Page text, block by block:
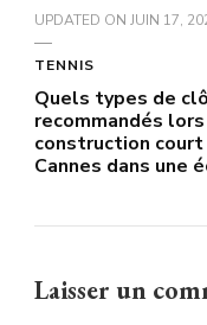
UPDATED ON JUIN 17,
TENNIS
Quels types de
recommandés
construction
Cannes dans une
Laisser un